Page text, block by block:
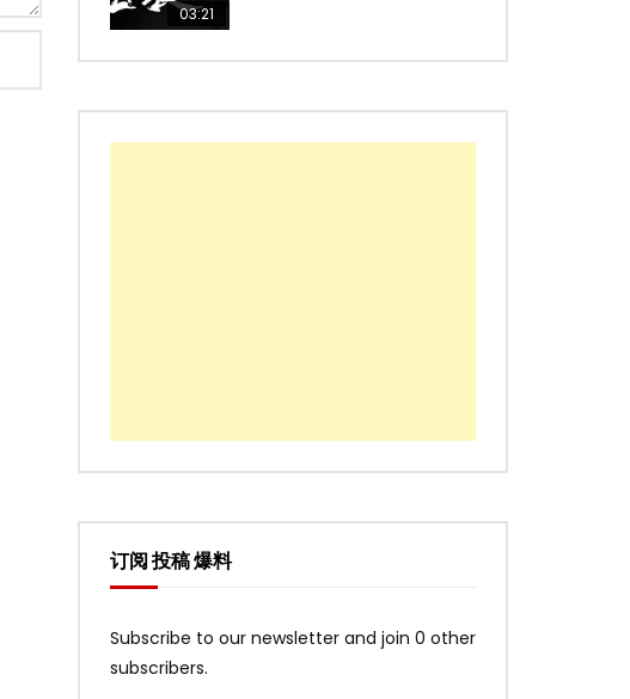
03:21
订阅 投稿 爆料
Subscribe to our newsletter and join 0 other
subscribers.